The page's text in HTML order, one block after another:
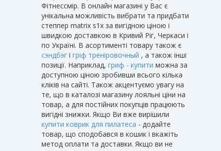
Фітнессмір. В онлайн магазині у Вас є
унікальна можливість вибрати та придбати
степпер matrix s1x за вигідною ціною і
швидкою доставкою в Кривий Ріг, Черкаси і
по Україні. В асортименті товару також є
сэндбэг і гріф треніровочный , а також інші
позиції. Наприклад, гриф - купити можна за
доступною ціною зробивши всього кілька
кліків на сайті. Також акцентуємо увагу на
те, що в каталозі магазину лояльні ціни на
товар, а для постійних покупців працюють
вигідні знижки. Якщо Ви вже вирішили
купити коврик для пилатеса - додайте
товар, що сподобався в кошик і вкажіть
метод оплати та доставки. Якщо ви не